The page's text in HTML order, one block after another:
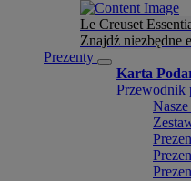
Le Creuset
Znajdź niezbędne
Prezenty
Karta
Przewodnik